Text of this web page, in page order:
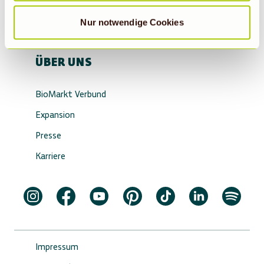
Nur notwendige Cookies
BioMarkt Gutschein
ÜBER UNS
BioMarkt Verbund
Expansion
Presse
Karriere
Impressum